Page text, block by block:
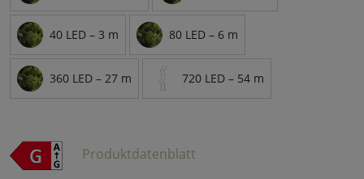
40 LED – 3 m 80 LED – 6 m
360 LED – 27 m 720 LED – 54 m
Produktdatenblatt